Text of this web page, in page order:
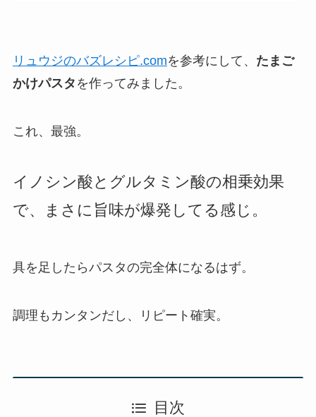
リュウジのバズレシピ.comを参考にして、 たまご
かけパスタ を作ってみました。
これ、最強。
イノシン酸とグルタミン酸の相乗効果
で、まさに旨味が爆発してる感じ。
具を足したらパスタの完全体になるはず。
調理もカンタンだし、リピート確実。
目次